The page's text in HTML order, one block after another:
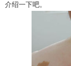
介绍一下吧。